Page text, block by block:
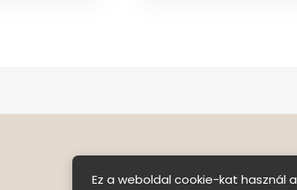
Ez a weboldal cookie-kat használ